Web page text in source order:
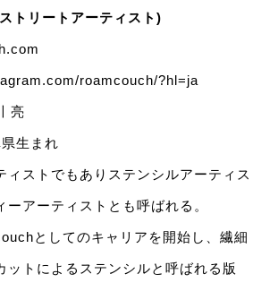
トリートアーティスト)
roamcouch/?hl=ja
亮
生まれ
ィストでもありステンシルアーティス
ーアーティストとも呼ばれる。
としてのキャリアを開始し、繊細
ットによるステンシルと呼ばれる版